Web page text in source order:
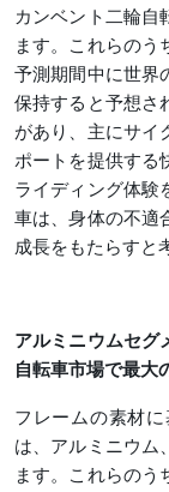
カンベント二輪自
ます。これらのう
予測期間中に世界
保持すると予想さ
があり、主にサイ
ポートを提供する
ライディング体験
車は、身体の不適
成長をもたらすと
アルミニウムセグ
自転車市場で最大
フレームの素材
は、アルミニウム
ます。これらのう